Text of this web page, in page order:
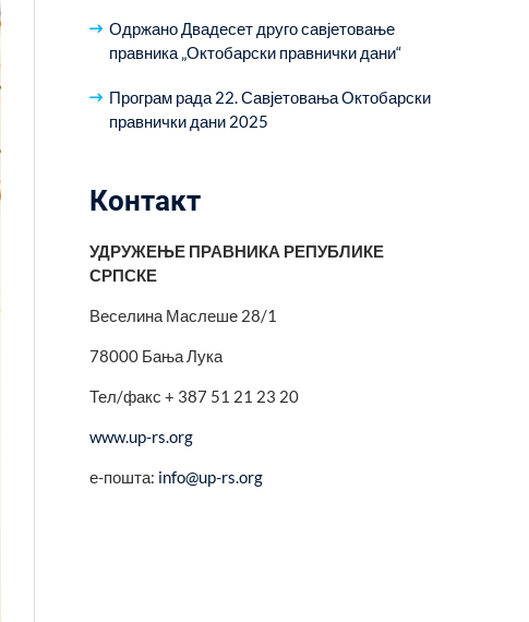
Одржано Двадесет друго савјетовање
правника „Октобарски правнички дани“
Програм рада 22. Савјетовања Октобарски
правнички дани 2025
Контакт
УДРУЖЕЊЕ ПРАВНИКА РЕПУБЛИКЕ
СРПСКЕ
Веселина Маслеше 28/1
78000 Бања Лука
Тел/факс + 387 51 21 23 20
www.up-rs.org
е-пошта: info@up-rs.org